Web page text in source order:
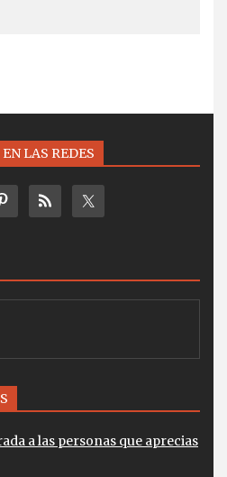
LAS REDES
a las personas que aprecias